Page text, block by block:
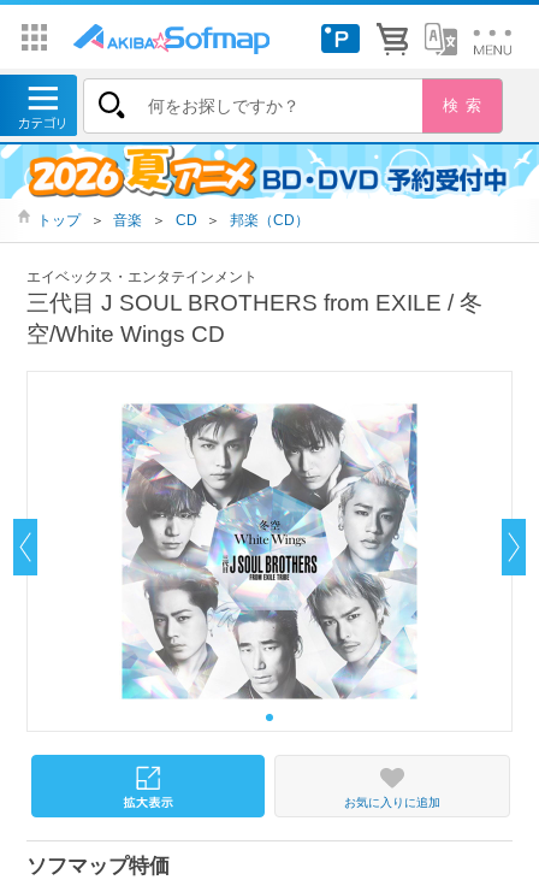
トップ ＞ 音楽 ＞ CD ＞ 邦楽（CD）
エイベックス・エンタテインメント
三代目 J SOUL BROTHERS from EXILE / 冬
空/White Wings CD
お気に入りに追加
ソフマップ特価